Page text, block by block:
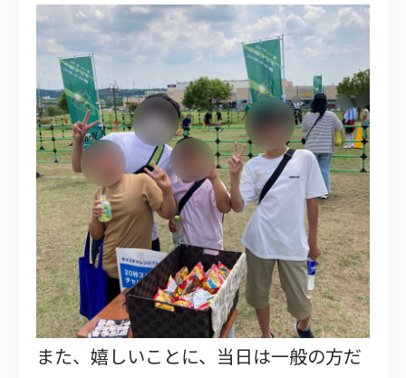
また、嬉しいことに、当日は一般の方だ